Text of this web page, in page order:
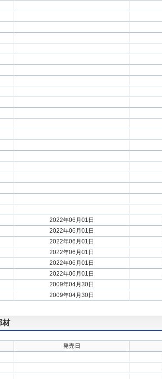
2022年06月01日
2022年06月01日
2022年06月01日
2022年06月01日
2022年06月01日
2022年06月01日
2009年04月30日
2009年04月30日
材
発売日